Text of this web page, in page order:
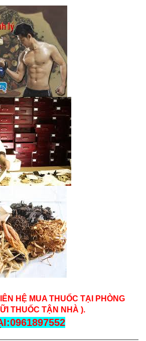
HỆ MUA THUỐC TẠI PHÒNG
THUỐC TẬN NHÀ ).